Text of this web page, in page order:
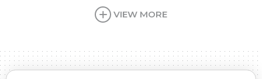
#ゲーム開発
#シフォンめし
デザイナー
#プランナー #プログラマー
#プログ
VIEW MORE